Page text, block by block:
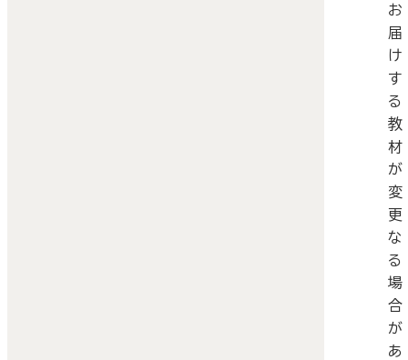
お
届
け
す
る
教
材
が
変
更
な
る
場
合
が
あ